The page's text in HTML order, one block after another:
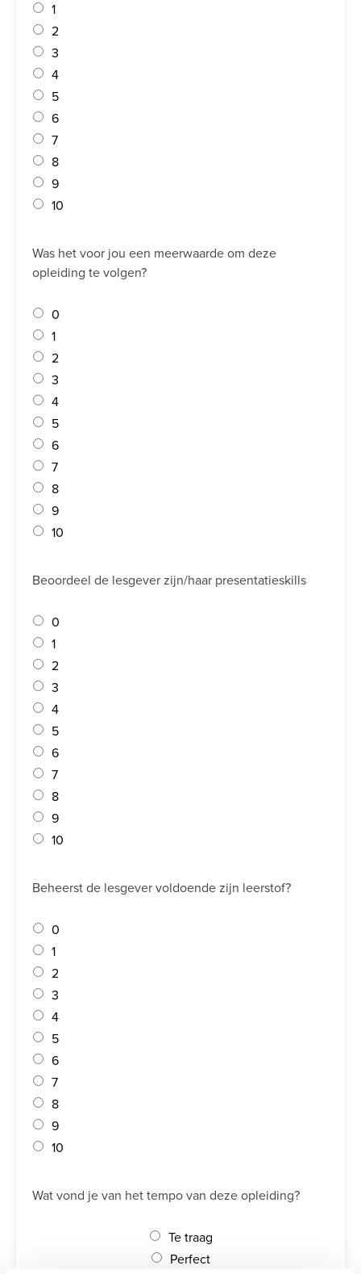
1
2
3
4
5
6
7
8
9
10
Was het voor jou een meerwaarde om deze
opleiding te volgen?
0
1
2
3
4
5
6
7
8
9
10
Beoordeel de lesgever zijn/haar presentatieskills
0
1
2
3
4
5
6
7
8
9
10
Beheerst de lesgever voldoende zijn leerstof?
0
1
2
3
4
5
6
7
8
9
10
Wat vond je van het tempo van deze opleiding?
Te traag
Perfect